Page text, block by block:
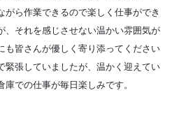
がら作業できるので楽しく仕事ができ
、それを感じさせない温かい雰囲気が
も皆さんが優しく寄り添ってください
緊張していましたが、温かく迎えてい
での仕事が毎日楽しみです。